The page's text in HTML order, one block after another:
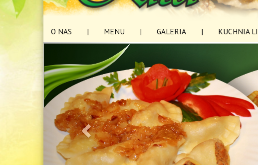
O NAS | MENU | GALERIA | KUCHNIA
«